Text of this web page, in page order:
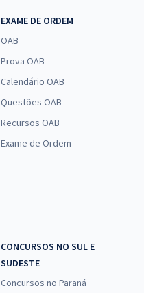
EXAME DE ORDEM
OAB
Prova OAB
Calendário OAB
Questões OAB
Recursos OAB
Exame de Ordem
CONCURSOS NO SUL E
SUDESTE
Concursos no Paraná